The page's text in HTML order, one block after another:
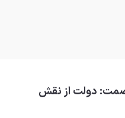
صمت: دولت از نقش